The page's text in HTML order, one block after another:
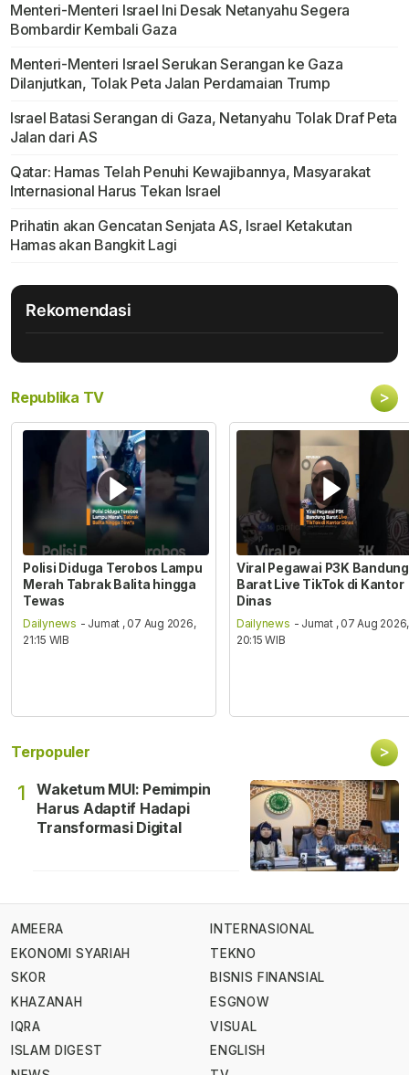
Menteri-Menteri Israel Ini Desak Netanyahu Segera
Bombardir Kembali Gaza
Menteri-Menteri Israel Serukan Serangan ke Gaza
Dilanjutkan, Tolak Peta Jalan Perdamaian Trump
Israel Batasi Serangan di Gaza, Netanyahu Tolak Draf Peta
Jalan dari AS
Qatar: Hamas Telah Penuhi Kewajibannya, Masyarakat
Internasional Harus Tekan Israel
Prihatin akan Gencatan Senjata AS, Israel Ketakutan
Hamas akan Bangkit Lagi
Rekomendasi
Republika TV >
Polisi Diduga Terobos Lampu
Merah Tabrak Balita hingga
Tewas
Dailynews - Jumat , 07 Aug 2026,
21:15 WIB
Viral Pegawai P3K Bandung
Barat Live TikTok di Kantor
Dinas
Dailynews - Jumat , 07 Aug 2026,
20:15 WIB
Terpopuler >
1
Waketum MUI: Pemimpin
Harus Adaptif Hadapi
Transformasi Digital
AMEERA
EKONOMI SYARIAH
SKOR
KHAZANAH
IQRA
ISLAM DIGEST
INTERNASIONAL
TEKNO
BISNIS FINANSIAL
ESGNOW
VISUAL
ENGLISH